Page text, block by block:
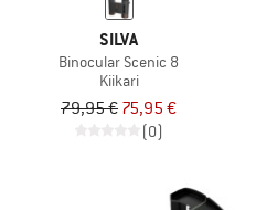
SILVA
Binocular Scenic 8
Kiikari
79,95 € 75,95 €
(0)